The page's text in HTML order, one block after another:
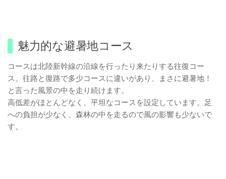
魅力的な避暑地コース
コースは北陸新幹線の沿線を行ったり来たりする往復コー
ス。往路と復路で多少コースに違いがあり、まさに避暑地！
と言った風景の中を走り続けます。
高低差がほとんどなく、平坦なコースを設定しています。足
への負担が少なく、森林の中を走るので風の影響も少ないで
す。